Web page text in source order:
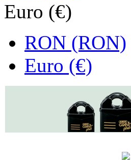
Euro (€)
RON (RON)
Euro (€)